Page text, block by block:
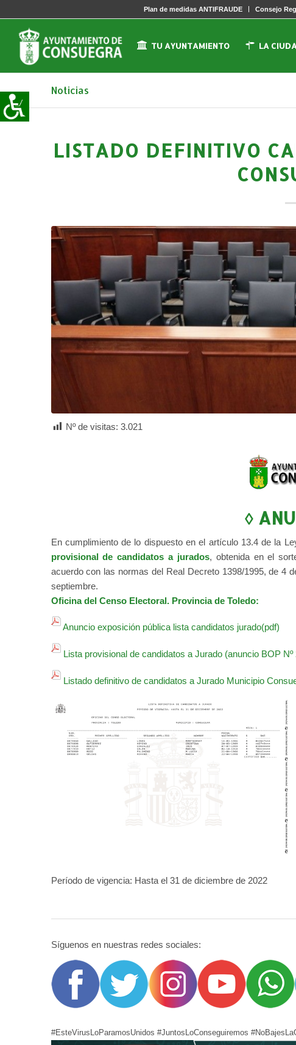
Plan de medidas ANTIFRAUDE Consejo
TU AYUNTAMIENTO LA
Noticias
LISTADO DEFINITIVO
Nº de visitas: 3.021
◊
En cumplimiento de lo dispuesto en el artículo 13.4 de la
provisional de candidatos a jurados, obtenida en el
acuerdo con las normas del Real Decreto 1398/1995, de 4
septiembre.
Oficina del Censo Electoral. Provincia de Toledo:
Anuncio exposición pública lista candidatos jurado(pdf)
Lista provisional de candidatos a Jurado (anuncio BOP Nº
Listado definitivo de candidatos a Jurado Municipio
Período de vigencia: Hasta el 31 de diciembre de 2022
Síguenos en nuestras redes sociales:
#EsteVirusLoParamosUnidos #JuntosLoConseguiremos